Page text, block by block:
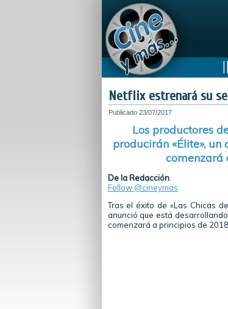
I
Netflix estrenará su
Publicado 23/07/2017
Los productores
producirán «Élite»,
comenzará
De la Redacción
Follow @cineymas
Tras el éxito de «Las Chicas
anunció que está
comenzará a principios de